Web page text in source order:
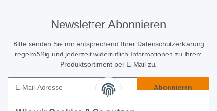
Newsletter Abonnieren
Bitte senden Sie mir entsprechend Ihrer Datenschutzerklärung
regelmäßig und jederzeit widerruflich Informationen zu Ihrem
Produktsortiment per E-Mail zu.
Abonnieren